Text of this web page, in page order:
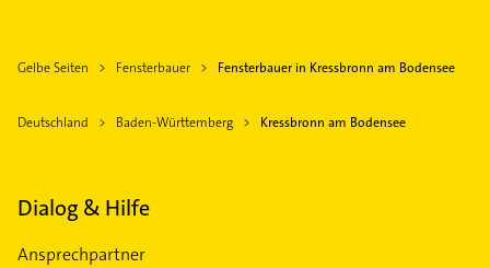
Gelbe Seiten Fensterbauer Fensterbauer in Kressbronn am Bodensee
Deutschland Baden-Württemberg Kressbronn am Bodensee
Dialog & Hilfe
Ansprechpartner